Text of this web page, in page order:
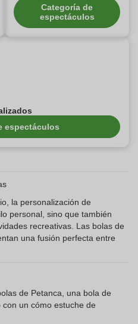
Categoría de
espectáculos
espectáculos
la personalización de
personal, sino que también
recreativas. Las bolas de
una fusión perfecta entre
de Petanca, una bola de
un cómo estuche de